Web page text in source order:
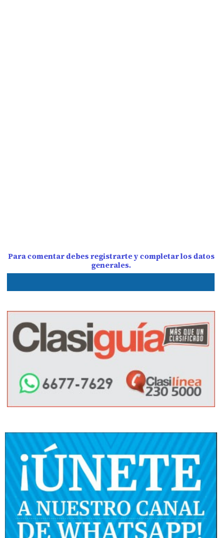
Para comentar debes registrarte y completar los datos
generales.